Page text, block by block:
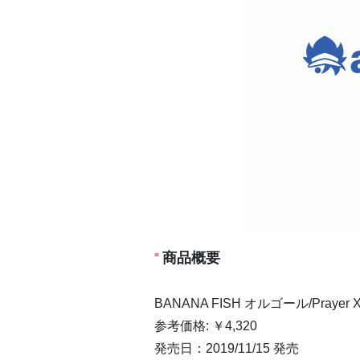
商品概要
BANANA FISH オルゴール/Prayer
参考価格: ￥4,320
発売日：2019/11/15 発売